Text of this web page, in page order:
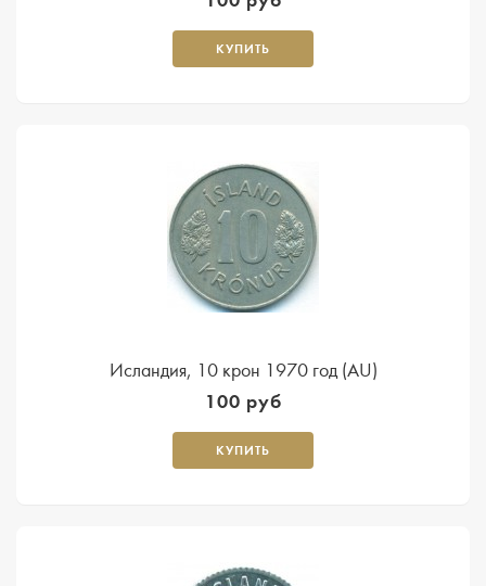
КУПИТЬ
Исландия, 10 крон 1970 год (AU)
100 руб
КУПИТЬ